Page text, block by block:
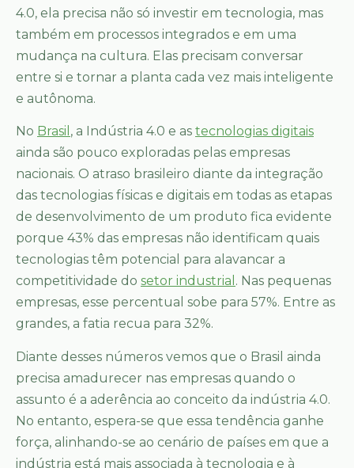
4.0, ela precisa não só investir em tecnologia, mas
também em processos integrados e em uma
mudança na cultura. Elas precisam conversar
entre si e tornar a planta cada vez mais inteligente
e autônoma.
No Brasil , a Indústria 4.0 e as tecnologias digitais
ainda são pouco exploradas pelas empresas
nacionais. O atraso brasileiro diante da integração
das tecnologias físicas e digitais em todas as etapas
de desenvolvimento de um produto fica evidente
porque 43% das empresas não identificam quais
tecnologias têm potencial para alavancar a
competitividade do setor industrial . Nas pequenas
empresas, esse percentual sobe para 57%. Entre as
grandes, a fatia recua para 32%.
Diante desses números vemos que o Brasil ainda
precisa amadurecer nas empresas quando o
assunto é a aderência ao conceito da indústria 4.0.
No entanto, espera-se que essa tendência ganhe
força, alinhando-se ao cenário de países em que a
indústria está mais associada à tecnologia e à